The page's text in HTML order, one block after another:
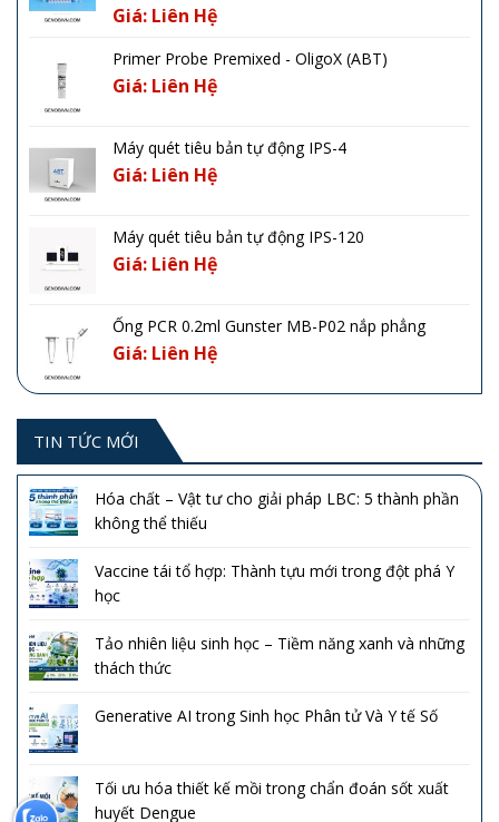
Giá: Liên Hệ
Primer Probe Premixed - OligoX (ABT)
Giá: Liên Hệ
Máy quét tiêu bản tự động IPS-4
Giá: Liên Hệ
Máy quét tiêu bản tự động IPS-120
Giá: Liên Hệ
Ống PCR 0.2ml Gunster MB-P02 nắp phẳng
Giá: Liên Hệ
TIN TỨC MỚI
Hóa chất – Vật tư cho giải pháp LBC: 5 thành phần
không thể thiếu
Vaccine tái tổ hợp: Thành tựu mới trong đột phá Y
học
Tảo nhiên liệu sinh học – Tiềm năng xanh và những
thách thức
Generative AI trong Sinh học Phân tử Và Y tế Số
Tối ưu hóa thiết kế mồi trong chẩn đoán sốt xuất
huyết Dengue